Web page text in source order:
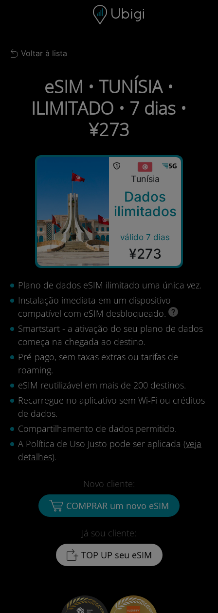
Barra de navegação
Back to list
Voltar à lista
eSIM • TUNÍSIA •
ILIMITADO • 7 dias •
¥273
Tunísia
Dados
ilimitados
válido 7 dias
¥273
Plano de dados eSIM ilimitado uma única vez.
Instalação imediata em um dispositivo
compatível com eSIM desbloqueado.
Smartstart - a ativação do seu plano de dados
começa na chegada ao destino.
Pré-pago, sem taxas extras ou tarifas de
roaming.
eSIM reutilizável em mais de 200 destinos.
Recarregue no aplicativo sem Wi-Fi ou créditos
de dados.
Compartilhamento de dados permitido.
A Política de Uso Justo pode ser aplicada (veja
detalhes).
Já sou cliente:
TOP UP seu eSIM
Novo cliente:
COMPRAR um novo eSIM